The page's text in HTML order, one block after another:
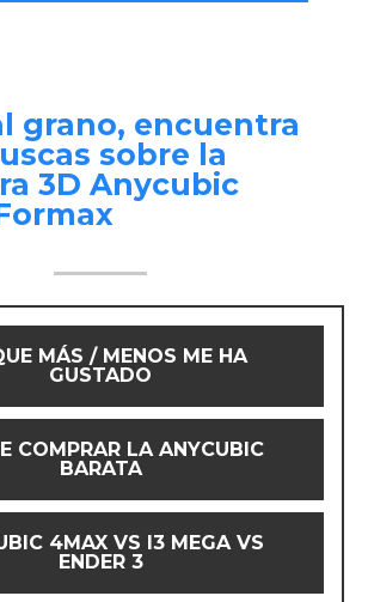
grano, encuentra
sobre la
3D Anycubic
MÁS / MENOS ME HA
GUSTADO
COMPRAR LA ANYCUBIC
BARATA
4MAX VS I3 MEGA VS
ENDER 3